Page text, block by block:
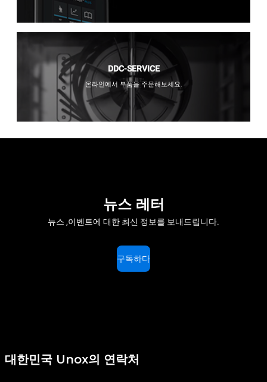
DDC-SERVICE
온라인에서 부품을 주문해보세요.
뉴스 레터
뉴스 ,이벤트에 대한 최신 정보를 보내드립니다.
구독하다
대한민국 Unox의 연락처